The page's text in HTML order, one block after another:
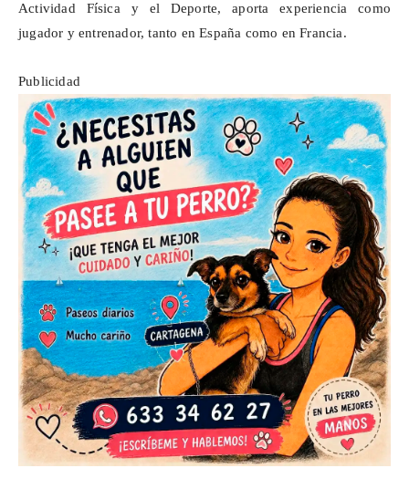
Actividad Física y el Deporte, aporta experiencia como
jugador y entrenador, tanto en España como en Francia.
Publicidad